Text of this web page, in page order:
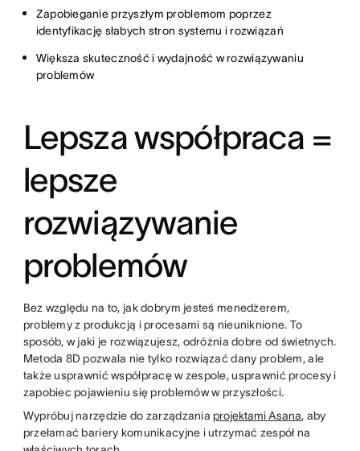
Zapobieganie przyszłym problemom poprzez
identyfikację słabych stron systemu i rozwiązań
Większa skuteczność i wydajność w rozwiązywaniu
problemów
Lepsza współpraca =
lepsze
rozwiązywanie
problemów
Bez względu na to, jak dobrym jesteś menedżerem,
problemy z produkcją i procesami są nieuniknione. To
sposób, w jaki je rozwiązujesz, odróżnia dobre od świetnych.
Metoda 8D pozwala nie tylko rozwiązać dany problem, ale
także usprawnić współpracę w zespole, usprawnić procesy i
zapobiec pojawieniu się problemów w przyszłości.
Wypróbuj narzędzie do zarządzania projektami Asana, aby
przełamać bariery komunikacyjne i utrzymać zespół na